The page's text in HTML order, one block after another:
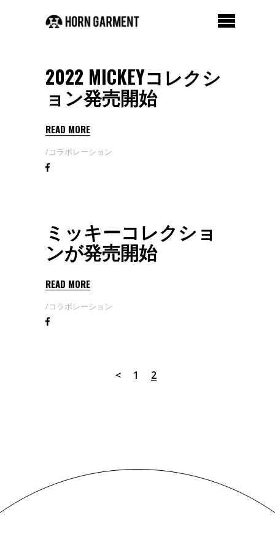
2022 MICKEYコレクシ
ョン発売開始
READ MORE
コラボレーション
ミッキーコレクショ
ンが発売開始
READ MORE
コラボレーション
1 2